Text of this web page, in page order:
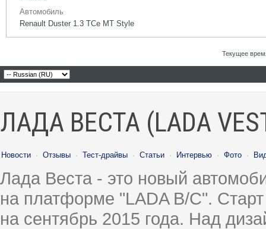
Автомобиль
Renault Duster 1.3 TCe MT Style
Текущее
ЛАДА ВЕСТА (LADA
Новости · Отзывы · Тест-драйвы · Статьи · Интервью · Фото ·
Лада Веста - это новый
на платформе "LADA B/C".
на сентябрь 2015 года. Над